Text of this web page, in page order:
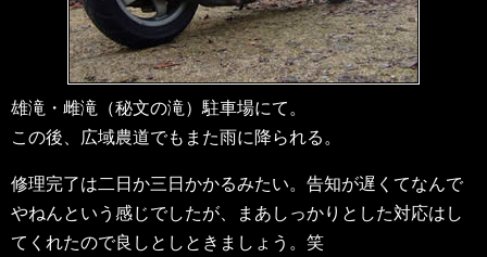
雄滝・雌滝（秘文の滝）駐車場にて。
この後、広域農道でもまた雨に降られる。
修理完了は二日か三日かかるみたい。告知が遅くてなんで
やねんという感じでしたが、まあしっかりとした対応はし
てくれたので良しとしときましょう。笑